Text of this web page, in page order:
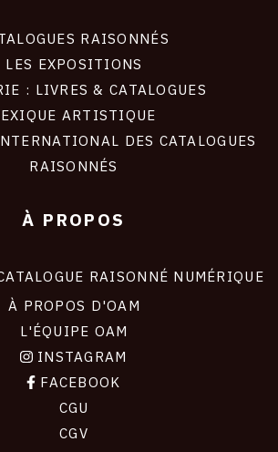
RAISONNÉS
LES EXPOSITIONS
: LIVRES & CATALOGUES
ARTISTIQUE
DES CATALOGUES
RAISONNÉS
À PROPOS
RAISONNÉ NUMÉRIQUE
À PROPOS D'OAM
L'ÉQUIPE OAM
INSTAGRAM
FACEBOOK
CGU
CGV